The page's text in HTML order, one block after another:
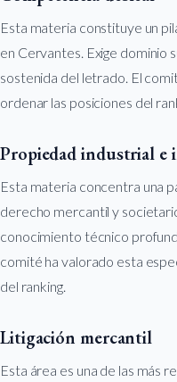
Esta materia constituye un
en Cervantes. Exige dominio
sostenida del letrado. El
ordenar las posiciones del
Propiedad industrial e
Esta materia concentra una
derecho mercantil y
conocimiento técnico
comité ha valorado esta
del ranking.
Litigación mercantil
Esta área es una de las más